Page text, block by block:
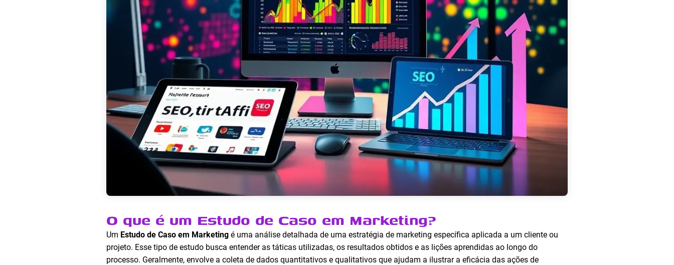
O que é um Estudo de Caso em Marketing?
Um Estudo de Caso em Marketing é uma análise detalhada de uma estratégia de marketing específica aplicada a um cliente ou
projeto. Esse tipo de estudo busca entender as táticas utilizadas, os resultados obtidos e as lições aprendidas ao longo do
processo. Geralmente, envolve a coleta de dados quantitativos e qualitativos que ajudam a ilustrar a eficácia das ações de